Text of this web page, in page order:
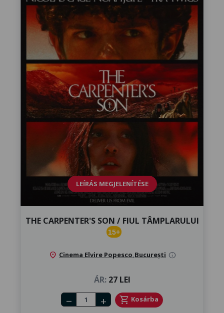
LEÍRÁS MEGJELENÍTÉSE
THE CARPENTER'S SON / FIUL TÂMPLARULUI
15+
location_on Cinema Elvire Popesco,București info
ÁR:27 LEI
Number of tickets
remove add shopping_cart Kosárba